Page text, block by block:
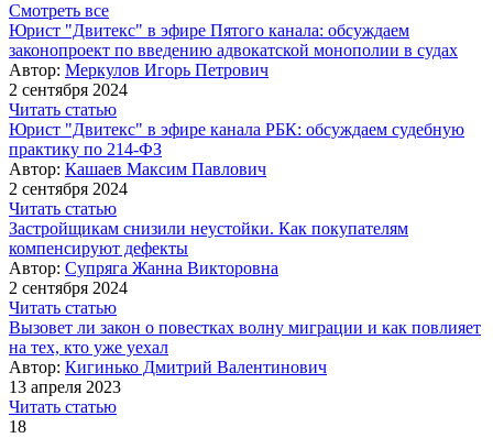
Смотреть все
Юрист "Двитекс" в эфире Пятого канала: обсуждаем
законопроект по введению адвокатской монополии в судах
Автор: Меркулов Игорь Петрович
2 сентября 2024
Читать статью
Юрист "Двитекс" в эфире канала РБК: обсуждаем судебную
практику по 214-ФЗ
Автор: Кашаев Максим Павлович
2 сентября 2024
Читать статью
Застройщикам снизили неустойки. Как покупателям
компенсируют дефекты
Автор: Супряга Жанна Викторовна
2 сентября 2024
Читать статью
Вызовет ли закон о повестках волну миграции и как повлияет
на тех, кто уже уехал
Автор: Кигинько Дмитрий Валентинович
13 апреля 2023
Читать статью
18